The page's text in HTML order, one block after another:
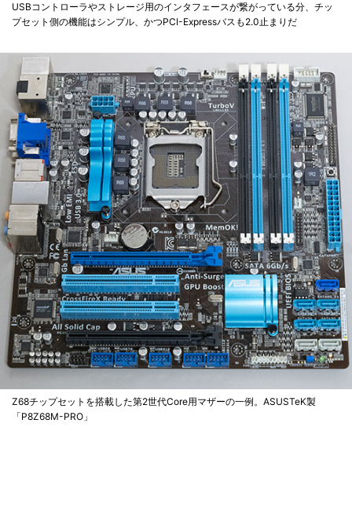
USBコントローラやストレージ用のインタフェースが繋がっている分、チッ
プセット側の機能はシンプル、かつPCI-Expressバスも2.0止まりだ
Z68チップセットを搭載した第2世代Core用マザーの一例。ASUSTeK製
「P8Z68M-PRO」